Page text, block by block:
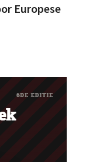
Europese